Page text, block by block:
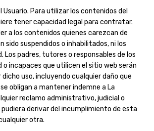
Usuario. Para utilizar los contenidos del
tener capacidad legal para contratar.
a los contenidos quienes carezcan de
sido suspendidos o inhabilitados, ni los
Los padres, tutores o responsables de los
o incapaces que utilicen el sitio web serán
dicho uso, incluyendo cualquier daño que
obligan a mantener indemne a La
reclamo administrativo, judicial o
derivar del incumplimiento de esta
otra.